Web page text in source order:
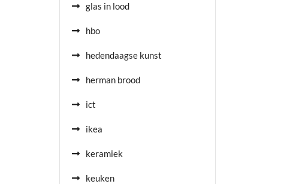
glas in lood
hbo
hedendaagse kunst
herman brood
ict
ikea
keramiek
keuken